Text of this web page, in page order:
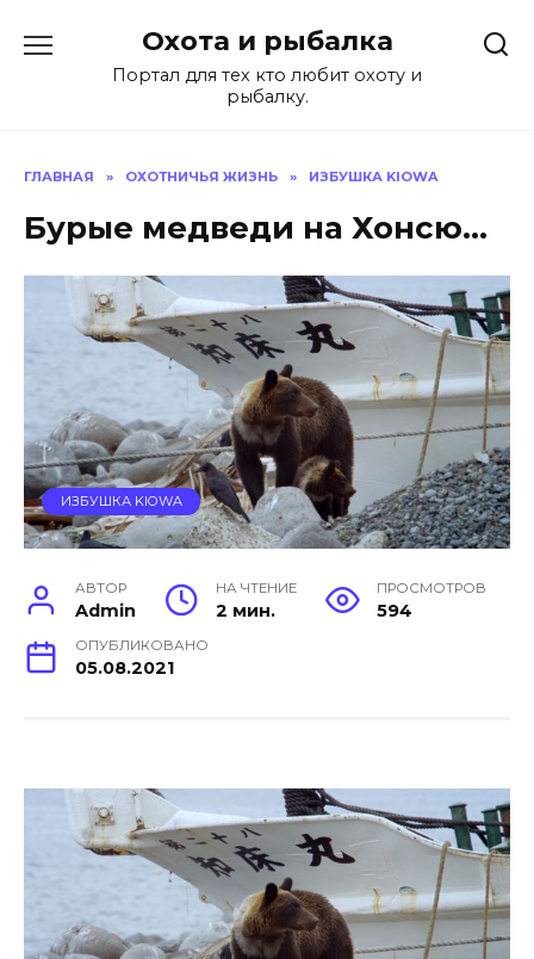
содержанию
Охота и рыбалка
Портал для тех кто любит охоту и
рыбалку.
ГЛАВНАЯ » ОХОТНИЧЬЯ ЖИЗНЬ » ИЗБУШКА KIOWA
Бурые медведи на Хонсю…
ИЗБУШКА KIOWA
АВТОР
Admin
НА ЧТЕНИЕ
2 мин.
ПРОСМОТРОВ
594
ОПУБЛИКОВАНО
05.08.2021